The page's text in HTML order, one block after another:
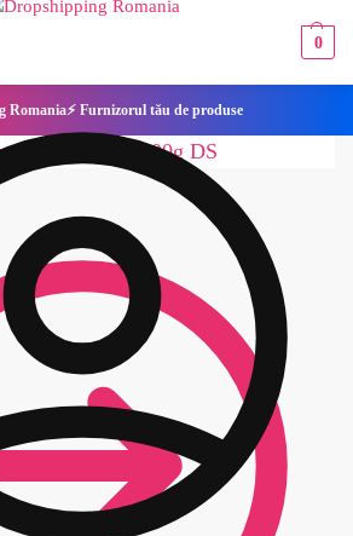
0
Romania⚡ Furnizorul tău de produse